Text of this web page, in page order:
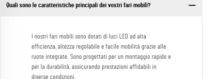
Quali sono le caratteristiche principali dei vostri fari mobili?
I nostri fari mobili sono dotati di luci LED ad alta
efficienza, altezza regolabile e facile mobilità grazie alle
ruote integrate. Sono progettati per un montaggio rapido e
per la durabilità, assicurando prestazioni affidabili in
diverse condizioni.